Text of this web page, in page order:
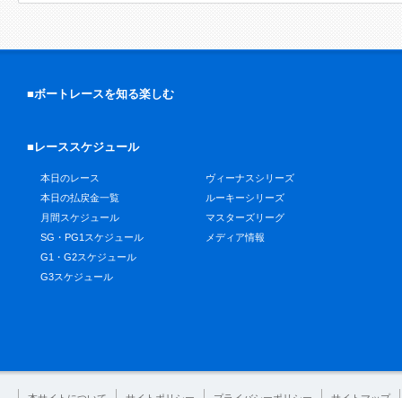
■ボートレースを知る楽しむ
■レーススケジュール
本日のレース
本日の払戻金一覧
月間スケジュール
SG・PG1スケジュール
G1・G2スケジュール
G3スケジュール
ヴィーナスシリーズ
ルーキーシリーズ
マスターズリーグ
メディア情報